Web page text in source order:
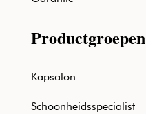
Productgroepen
Kapsalon
Schoonheidsspecialist